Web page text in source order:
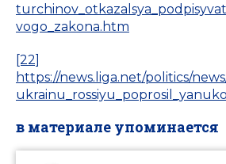
vogo_zakona.htm
[22]
https://news.liga.net/politics/
в материале упоминается